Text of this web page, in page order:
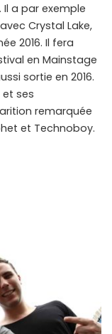
a par exemple
Crystal Lake,
2016. Il fera
en Mainstage
sortie en 2016.
et ses
remarquée
et Technoboy.